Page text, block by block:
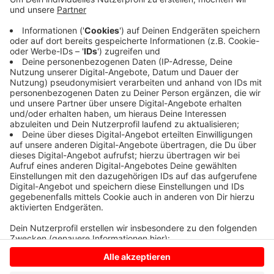
Die Unfallstelle liegt ungefähr in Höhe des Tierheims.
Die Polizei leitet den Verkehr in Richtung Dülmen über
die K48 um. In Richtung Coesfeld ist die Straße an der
Unfallstelle dicht.Ein Auto hat eine Radfahrerin
erfasst. Die Polizei geht davon aus, dass die Straße
länger gesperrt bleibt.
Anzeige